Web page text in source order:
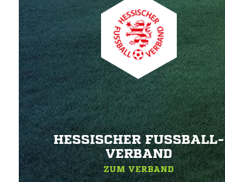
HESSISCHER FUSSBALL-V
ERBAND
ZUM VERBAND